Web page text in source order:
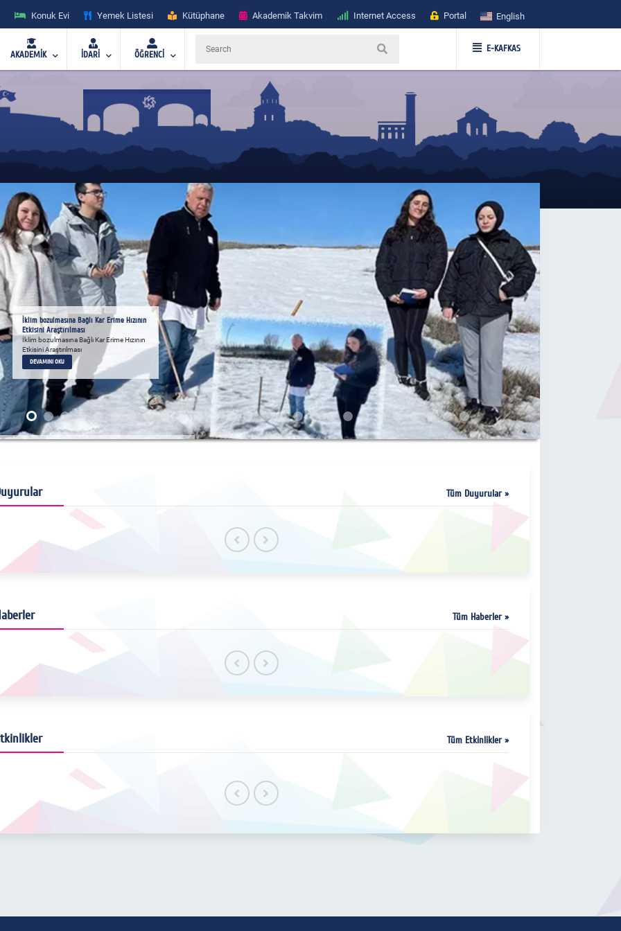
Konuk Evi Yemek Listesi Kütüphane Akademik Takvim Internet Access Portal English
AKADEMİK İDARİ ÖĞRENCİ
E-KAFKAS
İklim bozulmasına Bağlı Kar Erime Hızının
Etkisini Araştırılması
İklim bozulmasına Bağlı Kar Erime Hızının
Etkisini Araştırılması
DEVAMINI OKU
Tüm Duyurular »
Tüm Haberler »
Tüm Etkinlikler »